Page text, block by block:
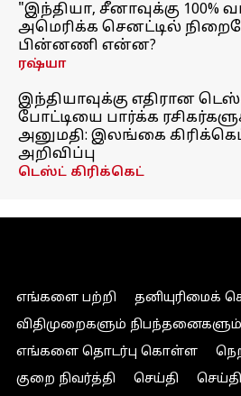
"இந்தியா, சீனாவுக்கு 100%
அமெரிக்க செனட்டில்
பின்னணி என்ன?
ரஷ்யா
இந்தியாவுக்கு எதிரான
போட்டியை பார்க்க
அனுமதி: இலங்கை
அறிவிப்பு
டெஸ்ட் கிரிக்கெட்
எங்களை பற்றி
தனியுரிமைக்
விதிமுறைகளும் நிபந்தனைகளும்
எங்களை தொடர்பு கொள்ள
குறை நிவர்த்தி
செய்தி